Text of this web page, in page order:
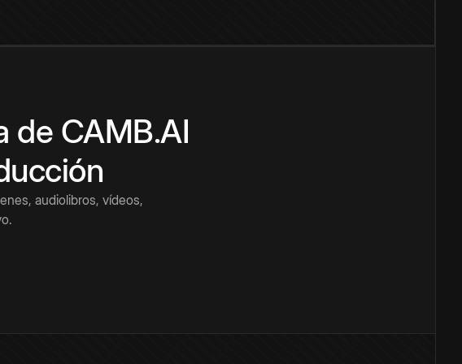
de CAMB.AI
audiolibros, vídeos,